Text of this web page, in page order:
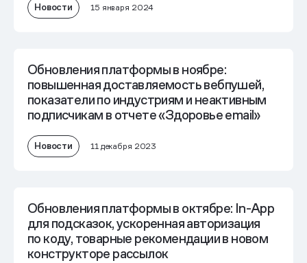
Новости 15 января 2024
Обновления платформы в ноябре:
повышенная доставляемость вебпушей,
показатели по индустриям и неактивным
подписчикам в отчете «Здоровье email»
Новости 11 декабря 2023
Обновления платформы в октябре: In-App
для подсказок, ускоренная авторизация
по коду, товарные рекомендации в новом
конструкторе рассылок